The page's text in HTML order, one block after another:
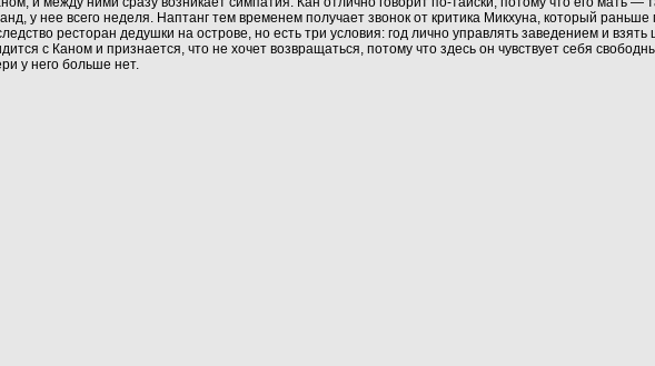
у нее всего неделя. Наптанг тем временем получает звонок от критика Микхуна, который
ресторан дедушки на острове, но есть три условия: год лично управлять заведением и
с Каном и признается, что не хочет возвращаться, потому что здесь он чувствует себя
у него больше нет.